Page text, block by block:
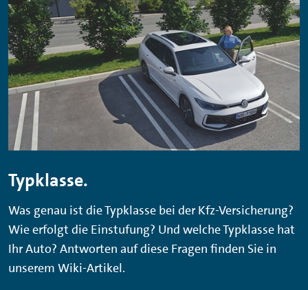
Typklasse.
Was genau ist die Typklasse bei der Kfz-Versicherung?
Wie erfolgt die Einstufung? Und welche Typklasse hat
Ihr Auto? Antworten auf diese Fragen finden Sie in
unserem Wiki-Artikel.